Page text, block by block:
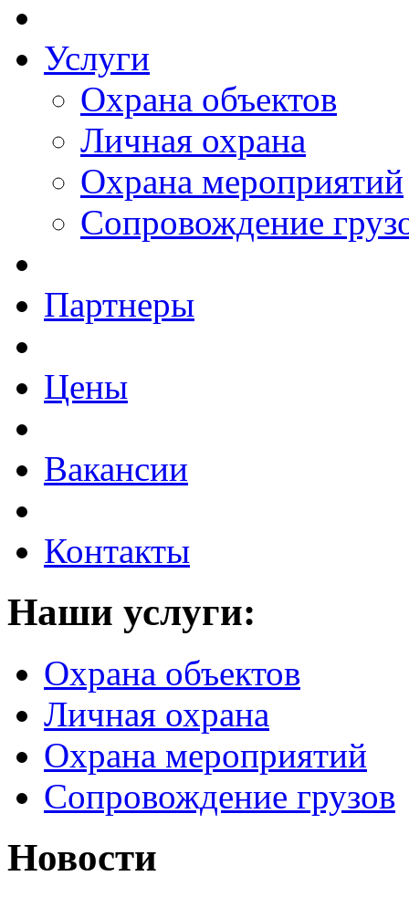
Услуги
Охрана объектов
Личная охрана
Охрана мероприятий
Сопровождение
Партнеры
Цены
Вакансии
Контакты
Наши услуги:
Охрана объектов
Личная охрана
Охрана мероприятий
Сопровождение грузов
Новости